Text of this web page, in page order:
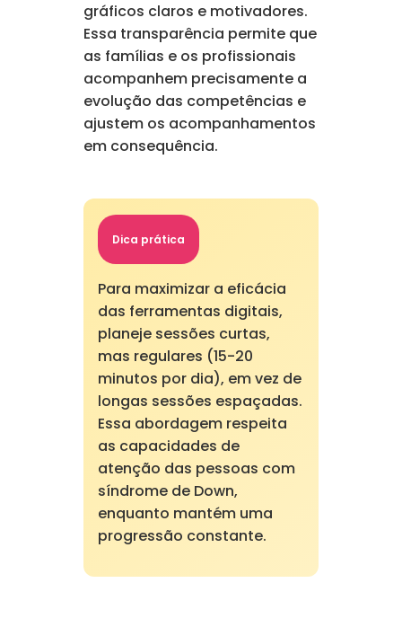
gráficos claros e motivadores.
Essa transparência permite que
as famílias e os profissionais
acompanhem precisamente a
evolução das competências e
ajustem os acompanhamentos
em consequência.
Dica prática
Para maximizar a eficácia
das ferramentas digitais,
planeje sessões curtas,
mas regulares (15-20
minutos por dia), em vez de
longas sessões espaçadas.
Essa abordagem respeita
as capacidades de
atenção das pessoas com
síndrome de Down,
enquanto mantém uma
progressão constante.